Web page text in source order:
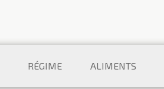
RÉGIME ALIMENTS